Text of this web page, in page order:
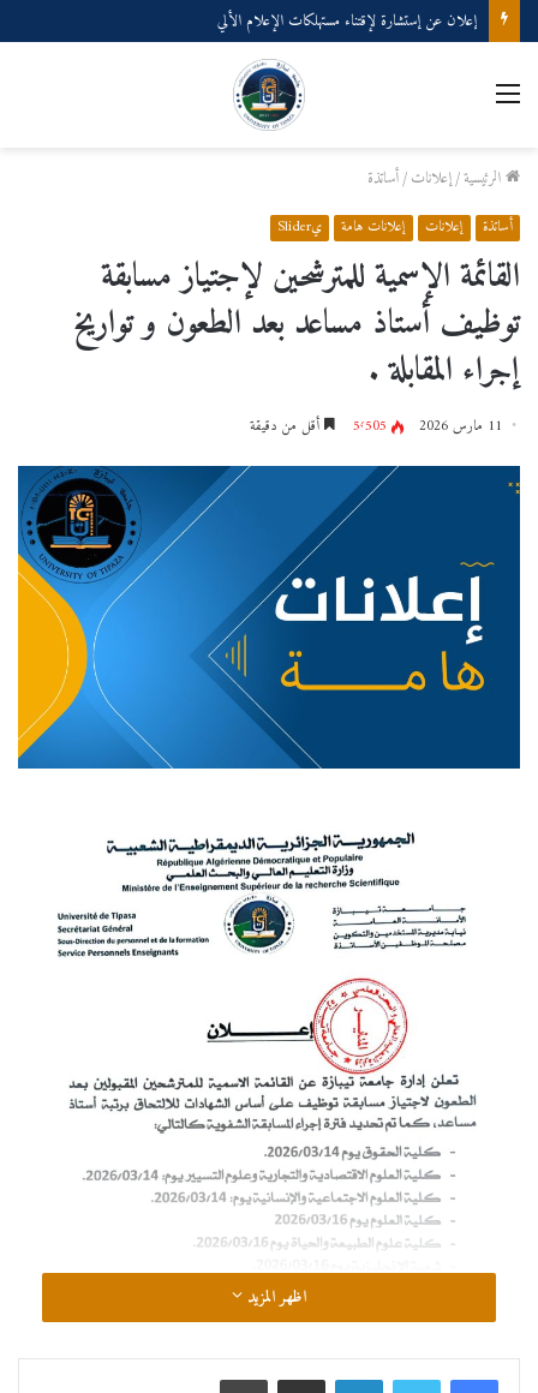
إعلان عن إستشارة لإقتناء مستهلكات الإعلام الألي
القائمة
الرئيسية/إعلانات/أساتذة
أساتذة إعلانات إعلانات هامة يSlider
القائمة الإسمية للمترشحين لإجتياز مسابقة
توظيف أستاذ مساعد بعد الطعون و تواريخ
إجراء المقابلة .
11 مارس 2026 5٬505 أقل من دقيقة
اظهر المزيد
لينكدإن مشاركة عبر البريد طباعة